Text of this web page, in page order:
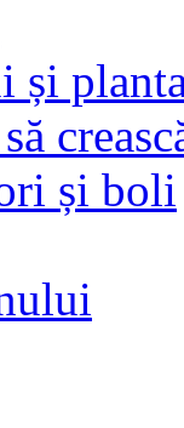
și
și boli